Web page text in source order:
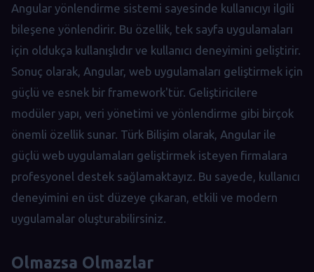
Angular yönlendirme sistemi sayesinde kullanıcıyı ilgili
bileşene yönlendirir. Bu özellik, tek sayfa uygulamaları
için oldukça kullanışlıdır ve kullanıcı deneyimini geliştirir.
Sonuç olarak, Angular, web uygulamaları geliştirmek için
güçlü ve esnek bir framework'tür. Geliştiricilere
modüler yapı, veri yönetimi ve yönlendirme gibi birçok
önemli özellik sunar. Türk Bilişim olarak, Angular ile
güçlü web uygulamaları geliştirmek isteyen firmalara
profesyonel destek sağlamaktayız. Bu sayede, kullanıcı
deneyimini en üst düzeye çıkaran, etkili ve modern
uygulamalar oluşturabilirsiniz.
Olmazsa Olmazlar